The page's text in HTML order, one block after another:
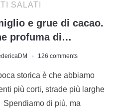
SALATI
e grue di cacao.
profuma di…
126 comments
storica è che abbiamo
più corti, strade più larghe
Spendiamo di più, ma